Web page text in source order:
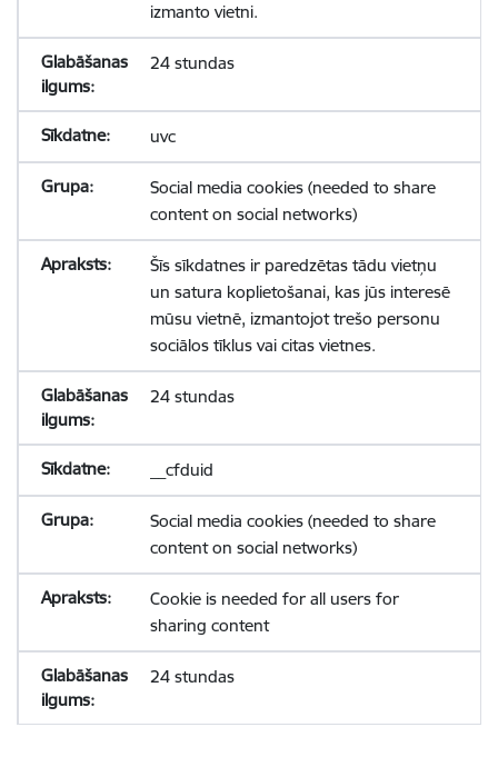
izmanto vietni.
24 stundas
uvc
Social media cookies (needed to share
content on social networks)
Šīs sīkdatnes ir paredzētas tādu vietņu
un satura koplietošanai, kas jūs interesē
mūsu vietnē, izmantojot trešo personu
sociālos tīklus vai citas vietnes.
24 stundas
__cfduid
Social media cookies (needed to share
content on social networks)
Cookie is needed for all users for
sharing content
24 stundas